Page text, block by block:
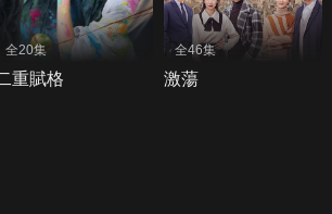
全20集
重賦格
全46集
激蕩